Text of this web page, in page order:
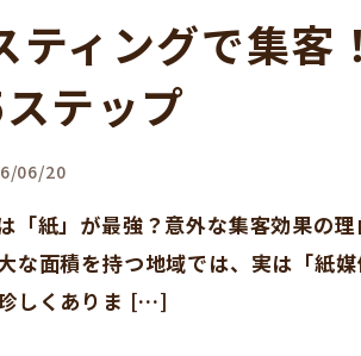
ティングで集客
テップ
06/20
「紙」が最強？意外な集客効果の
な面積を持つ地域では、実は「紙
しくありま […]